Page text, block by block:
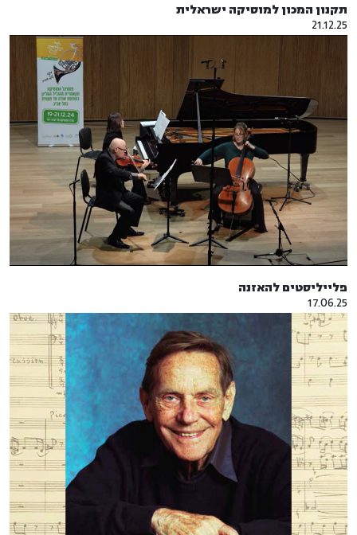
תקנון המכון למוסיקה ישראלית
21.12.25
פלייליסטים להאזנה
17.06.25